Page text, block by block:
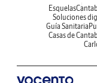
Esquelas
Soluciones
Guía Sanitaria
Casas de